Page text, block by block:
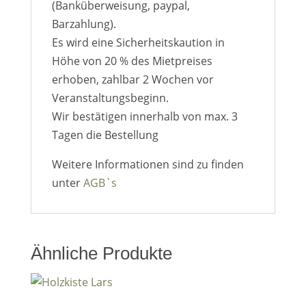
(Banküberweisung, paypal,
Barzahlung).
Es wird eine Sicherheitskaution in
Höhe von 20 % des Mietpreises
erhoben, zahlbar 2 Wochen vor
Veranstaltungsbeginn.
Wir bestätigen innerhalb von max. 3
Tagen die Bestellung
Weitere Informationen sind zu finden
unterAGB`s
Ähnliche Produkte